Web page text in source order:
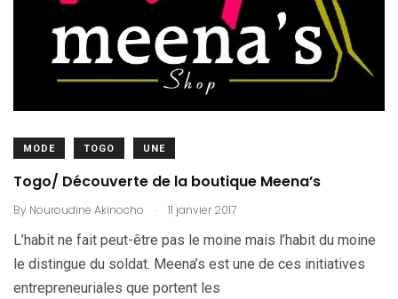
MODE TOGO UNE
Togo/ Découverte de la boutique Meena’s
By Nouroudine Akinocho . 11 janvier 2017
L’habit ne fait peut-être pas le moine mais l’habit du moine
le distingue du soldat. Meena’s est une de ces initiatives
entrepreneuriales que portent les